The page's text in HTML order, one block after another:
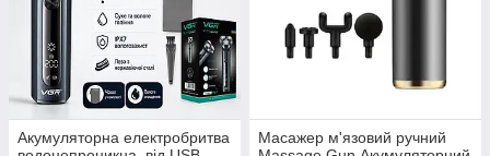
Акумуляторна електробритва
Масажер м'язовий ручний